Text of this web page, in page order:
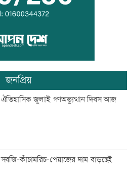
কর্মক্ষেত্রে দায়িত্ব পালনও ইবাদতের অংশ
শিশুদের সুরক্ষায় ব্যর্থ, মেটাকে সাড়ে ১১
হাজার কোটি টাকা জরিমানা
এক দিনের ব্যবধানে কমলো স্বর্ণের দাম, আজ
থেকেই কার্যকর
জনপ্রিয়
ঐতিহাসিক জুলাই গণঅভ্যুত্থান দিবস আজ
সবজি-কাঁচামরিচ-পেয়াজের দাম বাড়ছেই